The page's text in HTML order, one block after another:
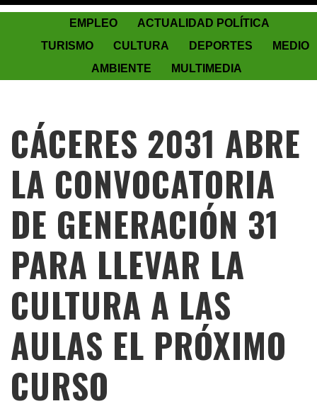
EMPLEO
ACTUALIDAD POLÍTICA
TURISMO
CULTURA DEPORTES
MEDIO
AMBIENTE
MULTIMEDIA
CÁCERES 2031 ABRE
LA CONVOCATORIA
DE GENERACIÓN 31
PARA LLEVAR LA
CULTURA A LAS
AULAS EL PRÓXIMO
CURSO